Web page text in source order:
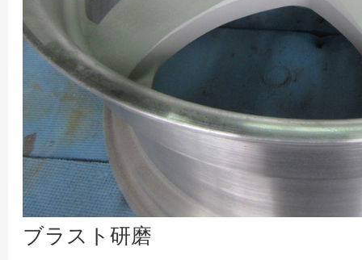
ブラスト研磨